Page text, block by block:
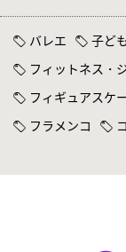
バレエ 子ど
フィットネス・
フィギュアスケ
フラメンコ